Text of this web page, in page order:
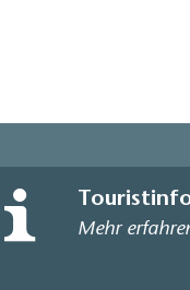
Mehr